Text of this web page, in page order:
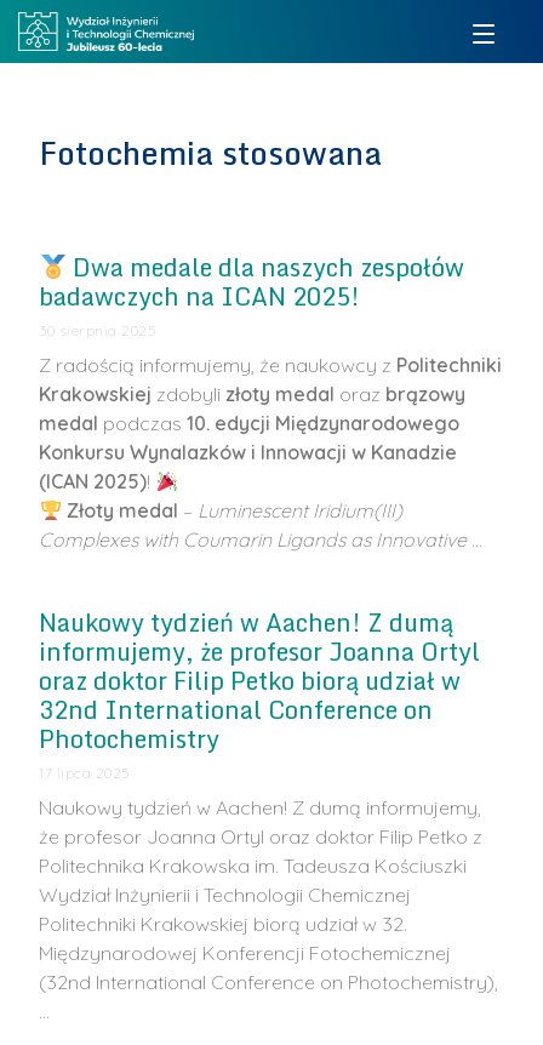
Fotochemia stosowana
Dwa medale dla naszych zespołów
badawczych na ICAN 2025!
30 sierpnia 2025
Z radością informujemy, że naukowcy z Politechniki
Krakowskiej zdobyli złoty medal oraz brązowy
medal podczas10. edycji Międzynarodowego
Konkursu Wynalazków i Innowacji w Kanadzie
(ICAN 2025)!
Złoty medal – Luminescent Iridium(III)
Complexes with Coumarin Ligands as Innovative …
Naukowy tydzień w Aachen! Z dumą
informujemy, że profesor Joanna Ortyl
oraz doktor Filip Petko biorą udział w
32nd International Conference on
Photochemistry
17 lipca 2025
Naukowy tydzień w Aachen! Z dumą informujemy,
że profesor Joanna Ortyl oraz doktor Filip Petko z
Politechnika Krakowska im. Tadeusza Kościuszki
Wydział Inżynierii i Technologii Chemicznej
Politechniki Krakowskiej biorą udział w 32.
Międzynarodowej Konferencji Fotochemicznej
(32nd International Conference on Photochemistry),
…